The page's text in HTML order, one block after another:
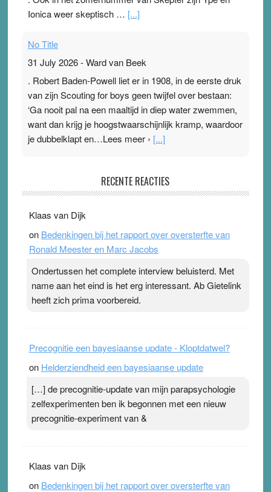
Ionica weer skeptisch … [...]
No Title
31 July 2026-Ward van Beek
. Robert Baden-Powell liet er in 1908, in de eerste druk
van zijn Scouting for boys geen twijfel over bestaan:
‘Ga nooit pal na een maaltijd in diep water zwemmen,
want dan krijg je hoogstwaarschijnlijk kramp, waardoor
je dubbelklapt en…Lees meer › [...]
Ward van Beek
topsporters. Ze hopen ermee hun hartslag te verlagen
terwijl ze meer zuurstof opnemen. Daarop heeft zo’n
pleister geen effect. Maar het gevoel ‘makkelijker te
Pleisterplakkers in de topspsort ›[...]
RECENTE REACTIES
Klaas van Dijk
on Bedenkingen bij het rapport over oversterfte van
Ronald Meester en Marc Jacobs
Ondertussen het complete interview beluisterd. Met
name aan het eind is het erg interessant. Ab Gietelink
heeft zich prima voorbereid.
Precognitie een bayesiaanse update - Kloptdatwel?
on Helderziendheid een bayesiaanse update
[…] de precognitie-update van mijn parapsychologie
zelfexperimenten ben ik begonnen met een nieuw
precognitie-experiment van &
Klaas van Dijk
on Bedenkingen bij het rapport over oversterfte van